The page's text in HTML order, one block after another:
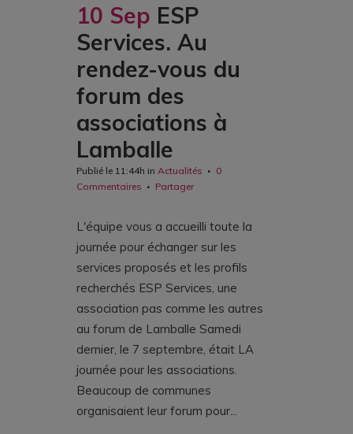
10 Sep ESP
Services. Au
rendez-vous du
forum des
associations à
Lamballe
Publié le 11:44h in Actualités
0
Commentaires
Partager
L'équipe vous a accueilli toute la
journée pour échanger sur les
services proposés et les profils
recherchés ESP Services, une
association pas comme les autres
au forum de Lamballe Samedi
dernier, le 7 septembre, était LA
journée pour les associations.
Beaucoup de communes
organisaient leur forum pour...